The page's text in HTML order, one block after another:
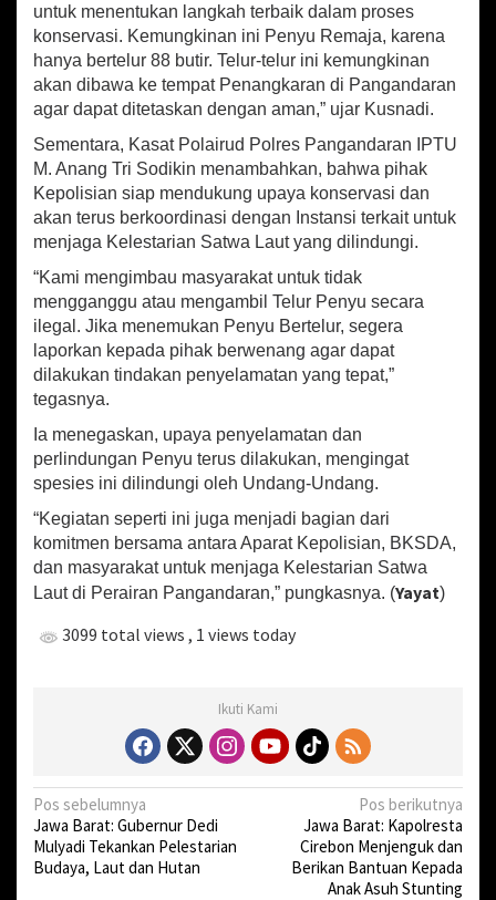
u
r
u
n
T
n
g
a
n
untuk menentukan langkah terbaik dalam proses
konservasi. Kemungkinan ini Penyu Remaja, karena
hanya bertelur 88 butir. Telur-telur ini kemungkinan
akan dibawa ke tempat Penangkaran di Pangandaran
agar dapat ditetaskan dengan aman,” ujar Kusnadi.
Sementara, Kasat Polairud Polres Pangandaran IPTU
M. Anang Tri Sodikin menambahkan, bahwa pihak
Kepolisian siap mendukung upaya konservasi dan
akan terus berkoordinasi dengan Instansi terkait untuk
menjaga Kelestarian Satwa Laut yang dilindungi.
“Kami mengimbau masyarakat untuk tidak
mengganggu atau mengambil Telur Penyu secara
ilegal. Jika menemukan Penyu Bertelur, segera
laporkan kepada pihak berwenang agar dapat
dilakukan tindakan penyelamatan yang tepat,”
tegasnya.
Ia menegaskan, upaya penyelamatan dan
perlindungan Penyu terus dilakukan, mengingat
spesies ini dilindungi oleh Undang-Undang.
“Kegiatan seperti ini juga menjadi bagian dari
komitmen bersama antara Aparat Kepolisian, BKSDA,
dan masyarakat untuk menjaga Kelestarian Satwa
Laut di Perairan Pangandaran,” pungkasnya. (Yayat)
3099 total views , 1 views today
Ikuti Kami
N
a
v
Pos sebelumnya
Jawa Barat: Gubernur Dedi
Mulyadi Tekankan Pelestarian
Budaya, Laut dan Hutan
Pos berikutnya
Jawa Barat: Kapolresta
Cirebon Menjenguk dan
Berikan Bantuan Kepada
Anak Asuh Stunting